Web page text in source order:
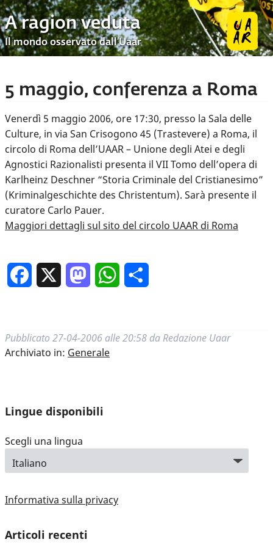
A ragion veduta
Il mondo osservato dall’Uaar
5 maggio, conferenza a Roma
Venerdì 5 maggio 2006, ore 17:30, presso la Sala delle
Culture, in via San Crisogono 45 (Trastevere) a Roma, il
circolo di Roma dell’UAAR – Unione degli Atei e degli
Agnostici Razionalisti presenta il VII Tomo dell’opera di
Karlheinz Deschner “Storia Criminale del Cristianesimo”
(Kriminalgeschichte des Christentum). Sarà presente il
curatore Carlo Pauer.
Maggiori dettagli sul sito del circolo UAAR di Roma
Facebook MastodonWhatsApp
Pubblicato 27-04-2006 alle 20:58 da Redazione Uaar
Archiviato in: Generale
Lingue disponibili
Scegli una lingua
Informativa sulla privacy
Articoli recenti